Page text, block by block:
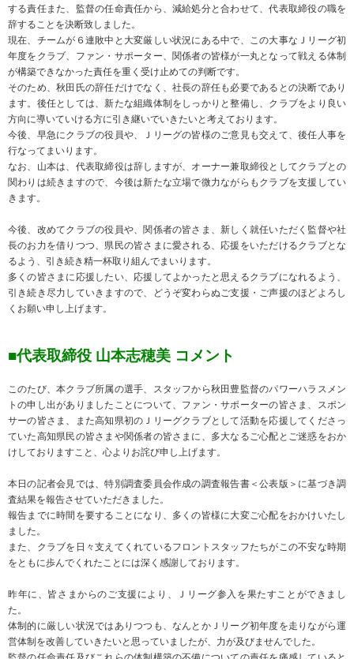
する責任また、監督の任命責任から、減給処分と合わせて、代表取締役の職を
辞することを決断致しました。
現在、チームが６連敗中と大変厳しい状況にある中で、この大事なＪリーグ初
年度をクラブ、ファン・サポーター、関係者の皆様が一丸となって戦える体制
が構築できなかった責任を重く受け止めての判断です。
そのため、秋田氏の辞任だけでなく、社長の辞任も必要であるとの決断であり
ます。後任としては、新たな組織体制をしっかりと整備し、クラブをより良い
方向に導いていける方に引き継いでいきたいと考えております。
今後、早急にクラブの役員や、Ｊリーグの皆様のご意見も交えて、後任人事を
行なってまいります。
なお、山本は、代表取締役は辞しますが、オーナー兼取締役としてクラブとの
関わりは続きますので、今後は新たな立場で微力ながらもクラブを支援してい
きます。
今後、改めてクラブの役員や、関係者の皆さま、新しく就任いただく監督や社
長のお力を借りつつ、県民の皆さまに愛される、応援をいただけるクラブとな
るよう、引き続き精一杯取り組んでまいります。
多くの皆さまに応援したい、応援してよかったと思えるクラブになれるよう、
引き続き尽力していきますので、どうぞ変わらぬご支援・ご声援のほどよろし
くお願い申し上げます。
■代表取締役 山本志穂美 コメント
このたび、本クラブ所属の選手、スタッフから秋田豊監督のパワーハラスメン
トの申し出がありましたことについて、ファン・サポーターの皆さま、スポン
サーの皆さま、また高知県初のＪリーグクラブとして活動を応援してくださっ
ていた高知県民の皆さまや関係者の皆さまに、多大なるご心配とご迷惑をおか
けしておりますこと、心よりお詫び申し上げます。
本日の記者会見では、特別調査委員会作成の調査報告書＜公表版＞に基づき調
査結果を報告させていただきました。
報告までに時間を要することになり、多くの皆様に大変ご心配をおかけいたし
ました。
また、クラブを日々支えてくれているフロントスタッフたちがこの不安な時期
をともに歩んでくれたことには深く感謝しております。
昨年に、皆さまからのご支援により、Ｊリーグ参入を果たすことができまし
た。
体制的に厳しい状況ではありつつも、なんとかＪリーグ初年度を走りながら運
営体制を改善していきたいと思っていましたが、力が及びませんでした。